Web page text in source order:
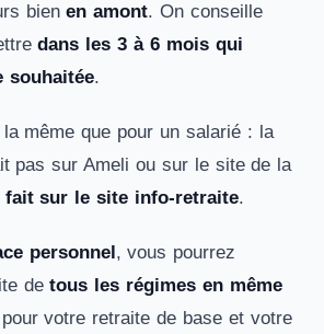
bienen amont. On conseille
dans les 3 à 6 mois qui
souhaitée.
même que pour un salarié : la
pas sur Ameli ou sur le site de la
fait sur le site info-retraite.
personnel, vous pourrez
detous les régimes en même
votre retraite de base et votre